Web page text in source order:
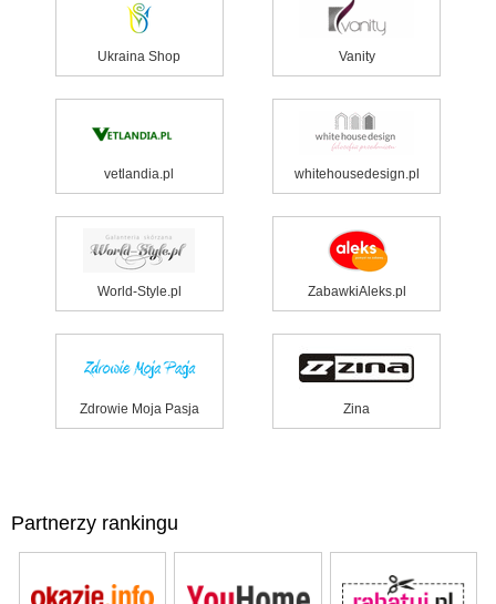
Ukraina Shop Vanity
vetlandia.pl whitehousedesign.pl
World-Style.pl ZabawkiAleks.pl
Zdrowie Moja Pasja Zina
Partnerzy rankingu